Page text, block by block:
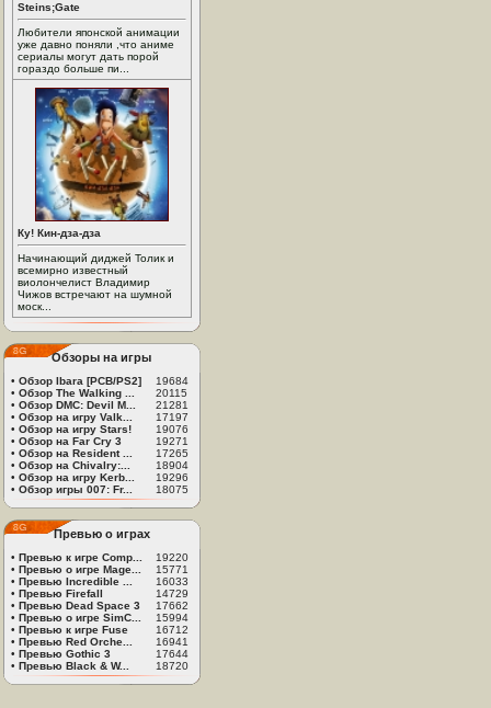
Steins;Gate
Любители японской анимации
уже давно поняли ,что аниме
сериалы могут дать порой
гораздо больше пи...
Ку! Кин-дза-дза
Начинающий диджей Толик и
всемирно известный
виолончелист Владимир
Чижов встречают на шумной
моск...
Обзоры на игры
• Обзор Ibara [PCB/PS2]
19684
• Обзор The Walking ...
20115
• Обзор DMC: Devil M...
21281
• Обзор на игру Valk...
17197
• Обзор на игру Stars!
19076
• Обзор на Far Cry 3
19271
• Обзор на Resident ...
17265
• Обзор на Chivalry:...
18904
• Обзор на игру Kerb...
19296
• Обзор игры 007: Fr... 18075
Превью о играх
• Превью к игре Comp...
19220
• Превью о игре Mage...
15771
• Превью Incredible ...
16033
• Превью Firefall
14729
• Превью Dead Space 3
17662
• Превью о игре SimC...
15994
• Превью к игре Fuse
16712
• Превью Red Orche...
16941
• Превью Gothic 3
17644
• Превью Black & W... 18720